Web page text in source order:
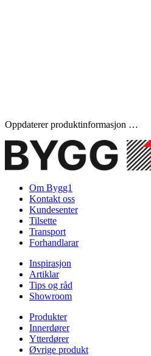
Oppdaterer produktinformasjon …
Om Bygg1
Kontakt oss
Kundesenter
Tilsette
Transport
Forhandlarar
Inspirasjon
Artiklar
Tips og råd
Showroom
Produkter
Innerdører
Ytterdører
Øvrige produkt